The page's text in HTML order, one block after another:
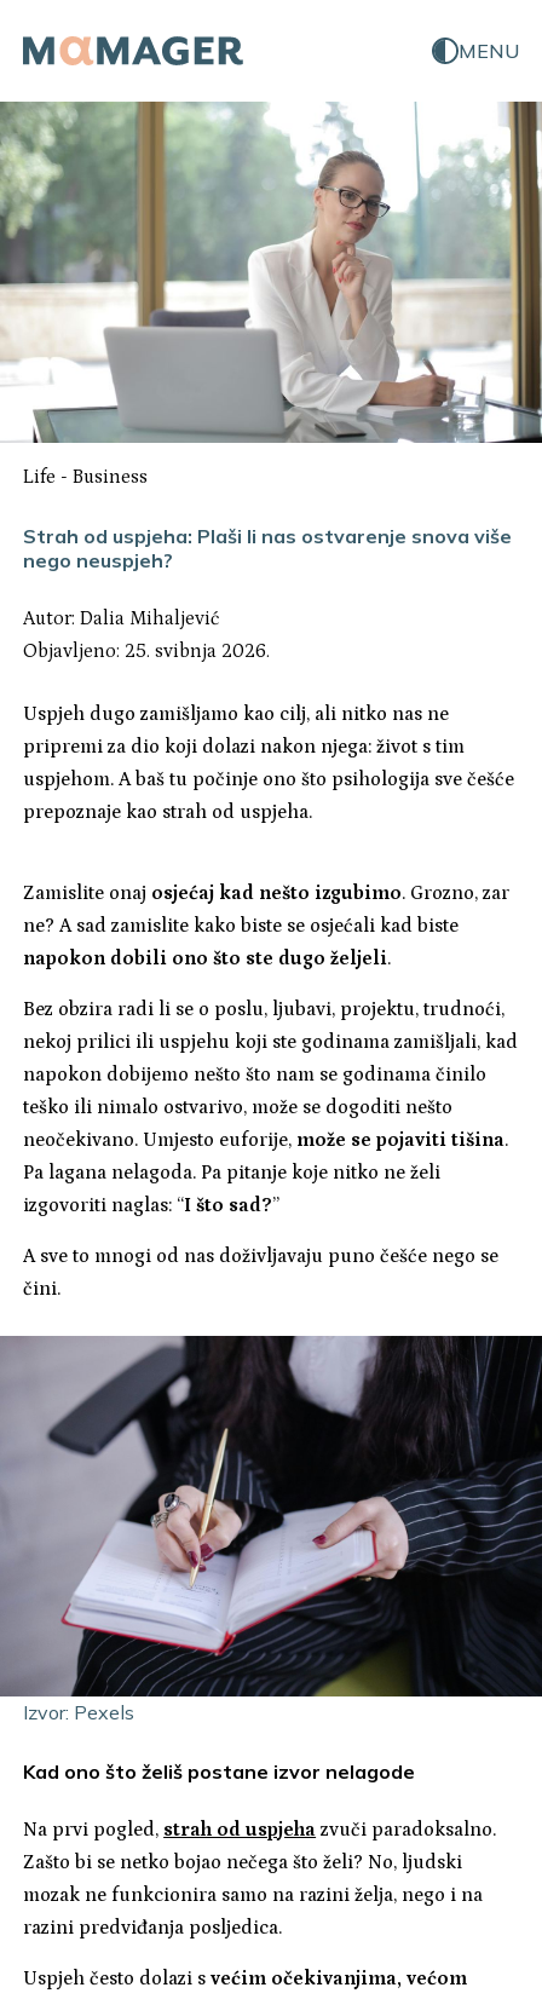
MENU
Life -Business
Strah od uspjeha: Plaši li nas ostvarenje snova više
nego neuspjeh?
Autor:Dalia Mihaljević
Objavljeno: 25. svibnja 2026.
Uspjeh dugo zamišljamo kao cilj, ali nitko nas ne
pripremi za dio koji dolazi nakon njega: život s tim
uspjehom. A baš tu počinje ono što psihologija sve češće
prepoznaje kao strah od uspjeha.
Zamislite onaj osjećaj kad nešto izgubimo. Grozno, zar
ne? A sad zamislite kako biste se osjećali kad biste
napokon dobili ono što ste dugo željeli.
Bez obzira radi li se o poslu, ljubavi, projektu, trudnoći,
nekoj prilici ili uspjehu koji ste godinama zamišljali, kad
napokon dobijemo nešto što nam se godinama činilo
teško ili nimalo ostvarivo, može se dogoditi nešto
neočekivano. Umjesto euforije, može se pojaviti tišina.
Pa lagana nelagoda. Pa pitanje koje nitko ne želi
izgovoriti naglas: “I što sad?”
A sve to mnogi od nas doživljavaju puno češće nego se
čini.
Izvor: Pexels
Kad ono što želiš postane izvor nelagode
Na prvi pogled, strah od uspjeha zvuči paradoksalno.
Zašto bi se netko bojao nečega što želi? No, ljudski
mozak ne funkcionira samo na razini želja, nego i na
razini predviđanja posljedica.
Uspjeh često dolazi svećim očekivanjima, većom